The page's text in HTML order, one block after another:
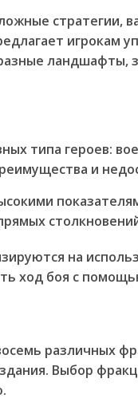
стратегии,
игрокам
ландшафты,
типа героев:
и
на
ход боя с
различных
Выбор